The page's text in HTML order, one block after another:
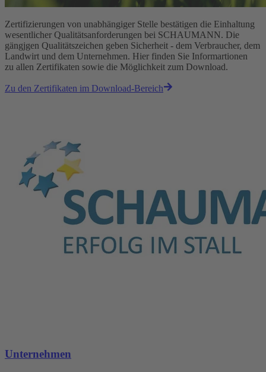
Zertifizierungen von unabhängiger Stelle bestätigen die Einhaltung
wesentlicher Qualitätsanforderungen bei SCHAUMANN. Die
gängjgen Qualitätszeichen geben Sicherheit - dem Verbraucher, dem
Landwirt und dem Unternehmen. Hier finden Sie Informartionen
zu allen Zertifikaten sowie die Möglichkeit zum Download.
Zu den Zertifikaten im Download-Bereich
Unternehmen